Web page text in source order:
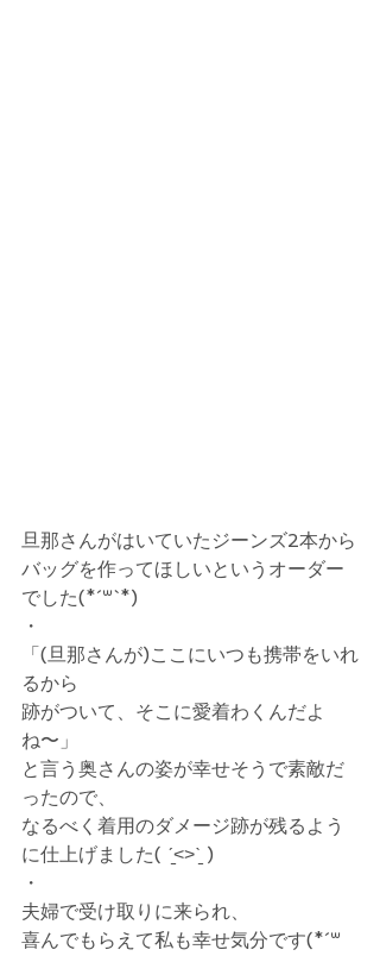
旦那さんがはいていたジーンズ2本から
バッグを作ってほしいというオーダー
でした(*´꒳`*)
・
「(旦那さんが)ここにいつも携帯をいれ
るから
跡がついて、そこに愛着わくんだよ
ね〜」
と言う奥さんの姿が幸せそうで素敵だ
ったので、
なるべく着用のダメージ跡が残るよう
に仕上げました( ˊ̱˂˃ˋ̱ )
・
夫婦で受け取りに来られ、
喜んでもらえて私も幸せ気分です(*´꒳